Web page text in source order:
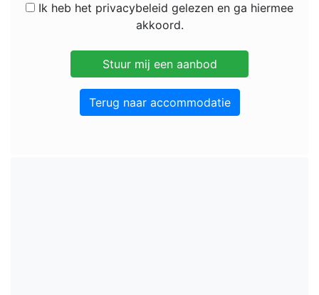
Ik heb het privacybeleid gelezen en ga hiermee
akkoord.
Terug naar accommodatie